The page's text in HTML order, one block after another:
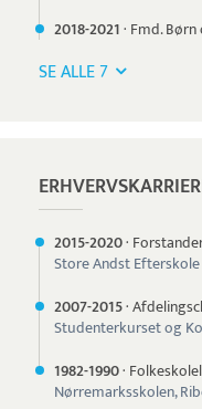
2018-2021· Fmd.
SE ALLE 7
2015-2020·
Store Andst Efterskole
2007-2015·
Studenterkurset og
1982-1990·
Nørremarksskolen,